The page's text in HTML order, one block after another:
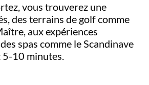
vous trouverez une
des terrains de golf comme
aux expériences
spas comme le Scandinave
5-10 minutes.